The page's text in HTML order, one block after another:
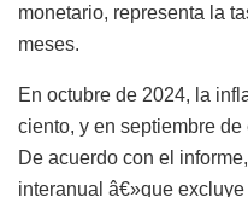
monetario, representa la
meses.
En octubre de 2024, la
ciento, y en septiembre
De acuerdo con el
interanual â€»que